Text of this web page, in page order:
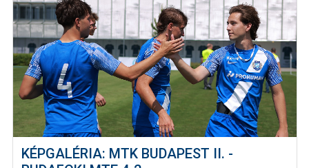
KÉPGALÉRIA: MTK BUDAPEST II. -